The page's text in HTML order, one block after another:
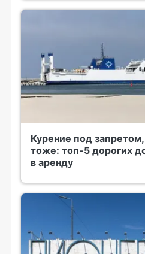
Курение под
тоже: топ-5 дорогих
в аренду